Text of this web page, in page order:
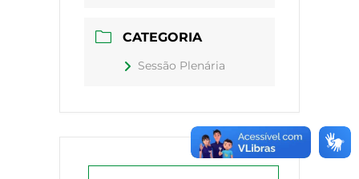
CATEGORIA
Sessão Plenária